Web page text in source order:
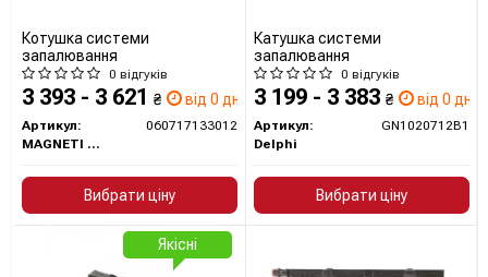
Котушка системи
запалювання
0 відгуків
3 393 - 3 621 ₴ від 0 дн.
Артикул:
060717133012
MAGNETI MARELLI
Вибрати ціну
Катушка системи
запалювання
0 відгуків
3 199 - 3 383 ₴ від 0 дн.
Артикул:
GN1020712B1
Delphi
Вибрати ціну
Якісні